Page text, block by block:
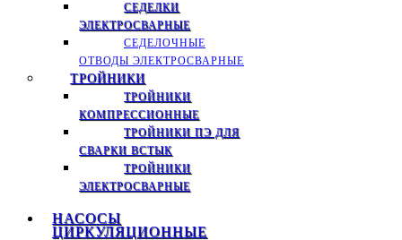
СЕДЕЛКИ
ЭЛЕКТРОСВАРНЫЕ
СЕДЕЛОЧНЫЕ
ОТВОДЫ ЭЛЕКТРОСВАРНЫЕ
ТРОЙНИКИ
ТРОЙНИКИ
КОМПРЕССИОННЫЕ
ТРОЙНИКИ ПЭ ДЛЯ
СВАРКИ ВСТЫК
ТРОЙНИКИ
ЭЛЕКТРОСВАРНЫЕ
НАСОСЫ
ЦИРКУЛЯЦИОННЫЕ